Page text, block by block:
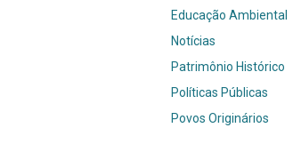
Educação Ambiental
Notícias
Patrimônio Histórico
Políticas Públicas
Povos Originários